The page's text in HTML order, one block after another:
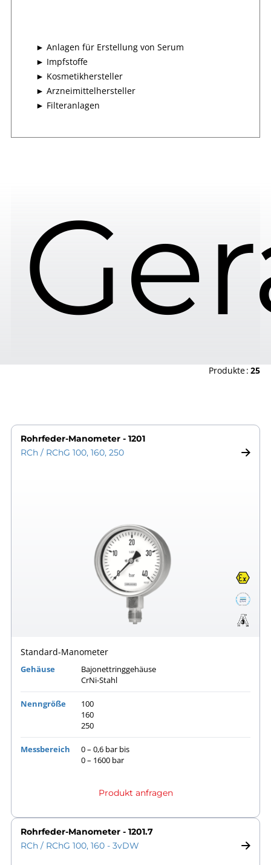
► Anlagen für Erstellung von Serum
► Impfstoffe
► Kosmetikhersteller
► Arzneimittelhersteller
► Filteranlagen
Produkte 25
Rohrfeder-Manometer - 1201
RCh / RChG 100, 160, 250
Standard-Manometer
Gehäuse
Bajonettringgehäuse
CrNi-Stahl
Nenngröße
100
160
250
Messbereich
0 – 0,6 bar bis
0 – 1600 bar
Produkt anfragen
Rohrfeder-Manometer - 1201.7
RCh / RChG 100, 160 - 3vDW